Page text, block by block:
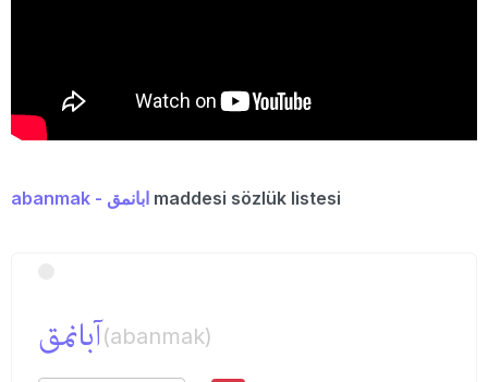
abanmak - ابانمق maddesi sözlük listesi
آبانمق(abanmak)